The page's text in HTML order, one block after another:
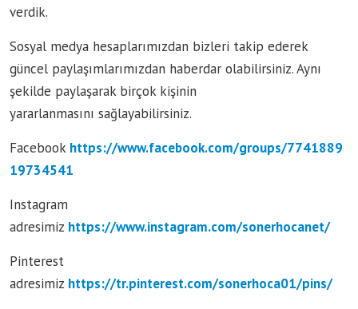
verdik.
Sosyal medya hesaplarımızdan bizleri takip ederek
güncel paylaşımlarımızdan haberdar olabilirsiniz. Aynı
şekilde paylaşarak birçok kişinin
yararlanmasını sağlayabilirsiniz.
Facebook https://www.facebook.com/groups/7741889
19734541
Instagram
adresimiz https://www.instagram.com/sonerhocanet/
Pinterest
adresimiz https://tr.pinterest.com/sonerhoca01/pins/